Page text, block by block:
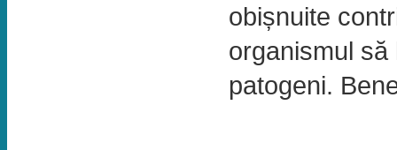
obișnuite
organismul
patogeni.